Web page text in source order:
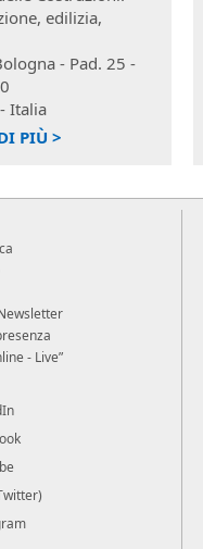
edilizia,
- Pad. 25 -
Italia
PIÙ >
- Live”